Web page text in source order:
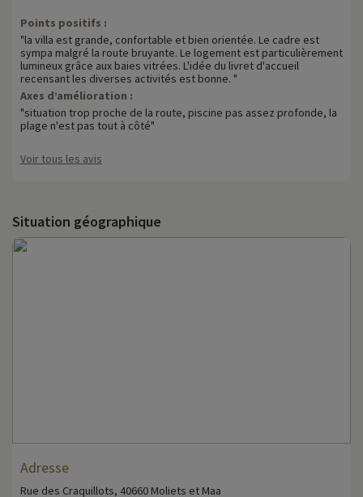
Points positifs :
"la villa est grande, confortable et bien orientée. Le cadre est
sympa malgré la route bruyante. Le logement est particulièrement
lumineux grâce aux baies vitrées. L'idée du livret d'accueil
recensant les diverses activités est bonne. "
Axes d’amélioration :
"situation trop proche de la route, piscine pas assez profonde, la
plage n'est pas tout à côté"
Voir tous les avis
Situation géographique
Adresse
Rue des Craquillots, 40660 Moliets et Maa